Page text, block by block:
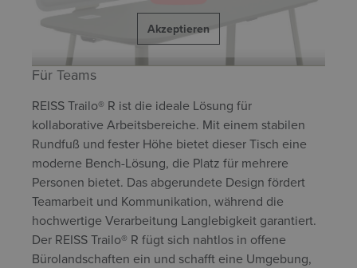
Akzeptieren
Für Teams
REISS Trailo® R ist die ideale Lösung für
kollaborative Arbeitsbereiche. Mit einem stabilen
Rundfuß und fester Höhe bietet dieser Tisch eine
moderne Bench-Lösung, die Platz für mehrere
Personen bietet. Das abgerundete Design fördert
Teamarbeit und Kommunikation, während die
hochwertige Verarbeitung Langlebigkeit garantiert.
Der REISS Trailo® R fügt sich nahtlos in offene
Bürolandschaften ein und schafft eine Umgebung,